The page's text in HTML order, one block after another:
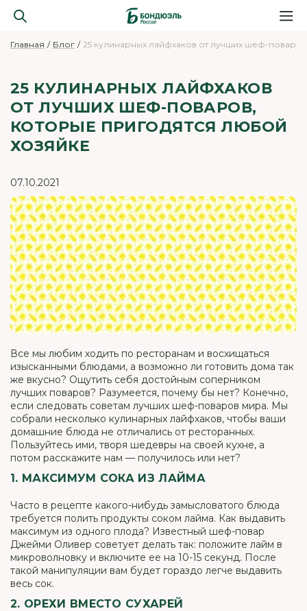
Главная Блог 25 кулинарных лайфхаков от лучших шеф-
25 КУЛИНАРНЫХ ЛАЙФХАКОВ
ОТ ЛУЧШИХ ШЕФ-ПОВАРОВ,
КОТОРЫЕ ПРИГОДЯТСЯ ЛЮБОЙ
ХОЗЯЙКЕ
07.10.2021
Все мы любим ходить по ресторанам и восхищаться
изысканными блюдами, а возможно ли готовить дома так
же вкусно? Ощутить себя достойным соперником
лучших поваров? Разумеется, почему бы нет? Конечно,
если следовать советам лучших шеф-поваров мира. Мы
собрали несколько кулинарных лайфхаков, чтобы ваши
домашние блюда не отличались от ресторанных.
Пользуйтесь ими, творя шедевры на своей кухне, а
потом расскажите нам — получилось или нет?
1. МАКСИМУМ СОКА ИЗ ЛАЙМА
Часто в рецепте какого-нибудь замысловатого блюда
требуется полить продукты соком лайма. Как выдавить
максимум из одного плода? Известный шеф-повар
Джейми Оливер советует делать так: положите лайм в
микроволновку и включите ее на 10-15 секунд. После
такой манипуляции вам будет гораздо легче выдавить
весь сок.
2. ОРЕХИ ВМЕСТО СУХАРЕЙ